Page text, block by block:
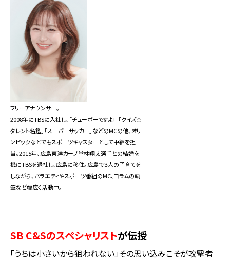
フリーアナウンサー。
2008年にTBSに入社し、「チューボーですよ!」「クイズ☆
タレント名鑑」「スーパーサッカー」などのMCの他、オリ
ンピックなどでもスポーツキャスターとして中継を担
当。2015年、広島東洋カープ堂林翔太選手との結婚を
機にTBSを退社し、広島に移住。広島で３人の子育てを
しながら、バラエティやスポーツ番組のMC、コラムの執
筆など幅広く活動中。
SB C&Sのスペシャリストが伝授
「うちは小さいから狙われない」――その思い込みこそが攻撃者